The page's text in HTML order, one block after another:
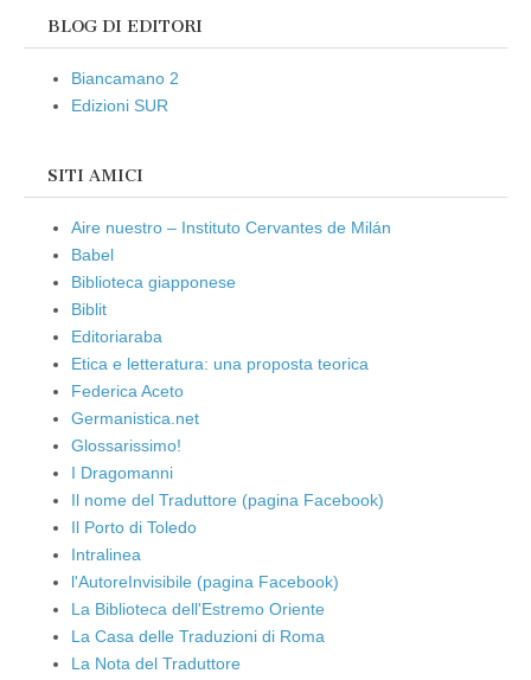
BLOG DI EDITORI
Biancamano 2
Edizioni SUR
SITI AMICI
Aire nuestro – Instituto Cervantes de Milán
Babel
Biblioteca giapponese
Biblit
Editoriaraba
Etica e letteratura: una proposta teorica
Federica Aceto
Germanistica.net
Glossarissimo!
I Dragomanni
Il nome del Traduttore (pagina Facebook)
Il Porto di Toledo
Intralinea
l'AutoreInvisibile (pagina Facebook)
La Biblioteca dell'Estremo Oriente
La Casa delle Traduzioni di Roma
La Nota del Traduttore